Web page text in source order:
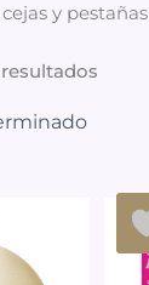
y pestañas